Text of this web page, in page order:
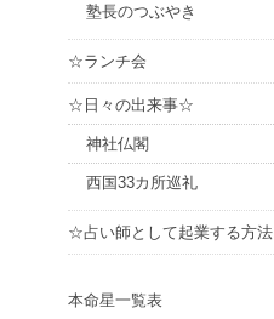
塾長のつぶやき
☆ランチ会
☆日々の出来事☆
神社仏閣
西国33カ所巡礼
☆占い師として起業する方法
本命星一覧表